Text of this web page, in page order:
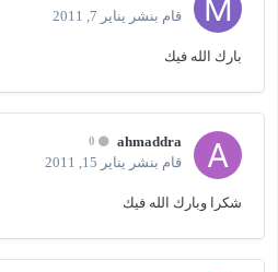
قام بنشر يناير 7, 2011
بارك الله فيك
ahmaddra
قام بنشر يناير 15, 2011
شكرا وبارك الله فيك